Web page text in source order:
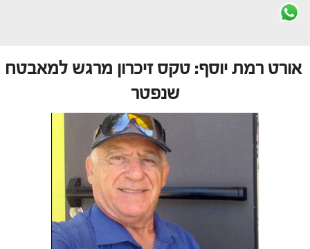
אורט רמת יוסף: טקס זיכרון מרגש למאבטח
שנפטר